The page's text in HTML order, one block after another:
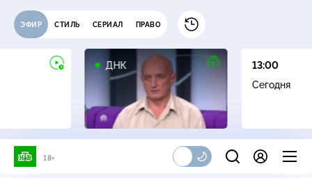
ЭФИР СТИЛЬ СЕРИАЛ ПРАВО
ДНК
13:00
Сегодня
18+